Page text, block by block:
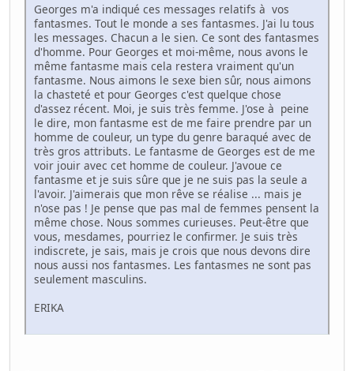
Georges m'a indiqué ces messages relatifs à vos
fantasmes. Tout le monde a ses fantasmes. J'ai lu tous
les messages. Chacun a le sien. Ce sont des fantasmes
d'homme. Pour Georges et moi-même, nous avons le
même fantasme mais cela restera vraiment qu'un
fantasme. Nous aimons le sexe bien sûr, nous aimons
la chasteté et pour Georges c'est quelque chose
d'assez récent. Moi, je suis très femme. J'ose à peine
le dire, mon fantasme est de me faire prendre par un
homme de couleur, un type du genre baraqué avec de
très gros attributs. Le fantasme de Georges est de me
voir jouir avec cet homme de couleur. J'avoue ce
fantasme et je suis sûre que je ne suis pas la seule a
l'avoir. J'aimerais que mon rêve se réalise ... mais je
n'ose pas ! Je pense que pas mal de femmes pensent la
même chose. Nous sommes curieuses. Peut-être que
vous, mesdames, pourriez le confirmer. Je suis très
indiscrete, je sais, mais je crois que nous devons dire
nous aussi nos fantasmes. Les fantasmes ne sont pas
seulement masculins.
ERIKA